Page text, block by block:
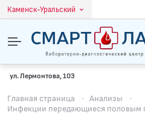
Каменск-Уральский
ул. Лермонтова, 103
Главная страница · Анализы
·
Инфекции передающиеся половым